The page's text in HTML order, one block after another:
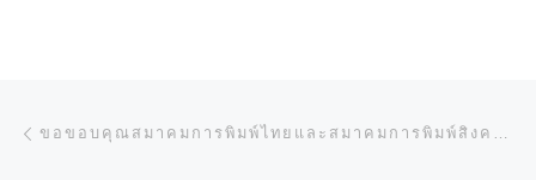
การนำทางของเรื่อง ขอขอบคุณสมาคมการพิมพ์ไทยและสมาคมการพิมพ์สิงคโปร์ ที่ได้เข้าเยี่ยม บริษัท ไซเบอร์ ประเทศ สิงคโปร์